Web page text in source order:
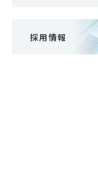
採用情報